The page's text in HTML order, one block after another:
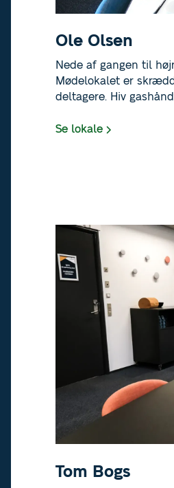
Ole Olsen
Nede af gangen til
Mødelokalet er
deltagere. Hiv
ideelt til produktive
Se lokale
Tom Bogs